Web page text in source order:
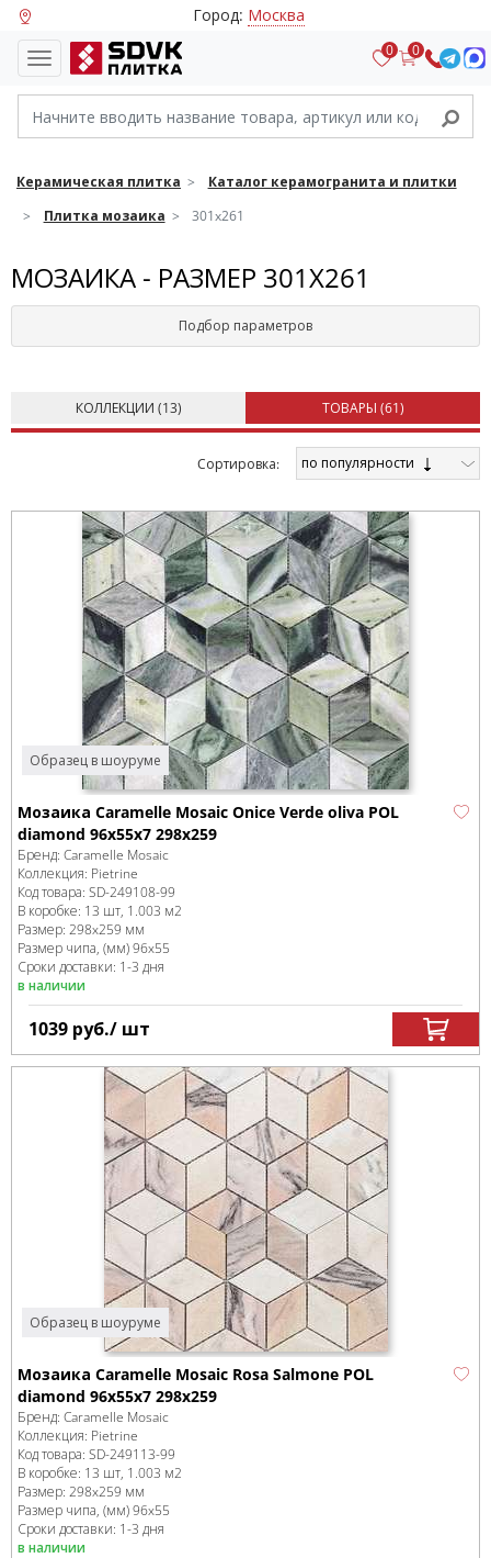
Город: Москва
0 0
Керамическая плитка
Каталог керамогранита и плитки
Плитка мозаика
301x261
МОЗАИКА - РАЗМЕР 301X261
Подбор параметров
КОЛЛЕКЦИИ (13) ТОВАРЫ (61)
Cортировка: по популярности
Образец в шоуруме
Мозаика Caramelle Mosaic Onice Verde oliva POL
diamond 96x55x7 298x259
Бренд: Caramelle Mosaic
Коллекция: Pietrine
Код товара: SD-249108-99
В коробке: 13 шт, 1.003 м2
Размер: 298x259 мм
Размер чипа, (мм)96x55
Сроки доставки: 1-3 дня
в наличии
1039 руб./ шт
Образец в шоуруме
Мозаика Caramelle Mosaic Rosa Salmone POL
diamond 96x55x7 298x259
Бренд: Caramelle Mosaic
Коллекция: Pietrine
Код товара: SD-249113-99
В коробке: 13 шт, 1.003 м2
Размер: 298x259 мм
Размер чипа, (мм)96x55
Сроки доставки: 1-3 дня
в наличии